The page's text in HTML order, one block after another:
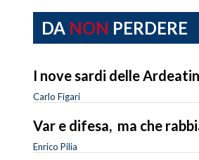
DA NON PERDERE
I nove sardi delle
Carlo Figari
Var e difesa, ma che
Enrico Pilia